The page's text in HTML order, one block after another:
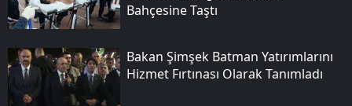
Bahçesine Taştı
Bakan Şimşek Batman Yatırımlarını
Hizmet Fırtınası Olarak Tanımladı